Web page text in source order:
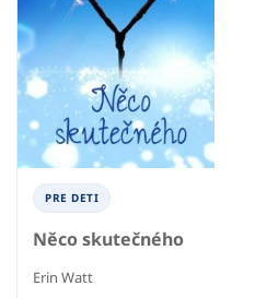
PRE DETI
Něco skutečného
Erin Watt